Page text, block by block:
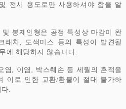
전시 용도로만 사용하셔야 함을 알
봉제인형은 공정 특성상 마감이 완
래치, 도색미스 등의 특성이 발견될
에 해당하지 않습니다.
염, 이염, 박스훼손 등 세월의 흔적을
이로 인한 교환/환불이 절대 불가하
.